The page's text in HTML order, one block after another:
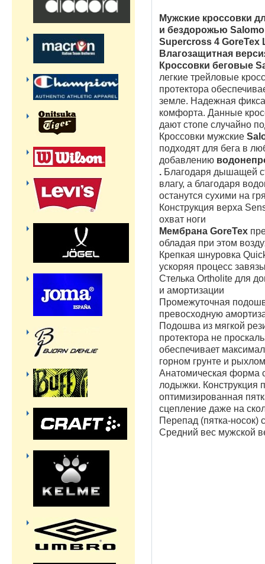
Мужские кроссовки
и бездорожью
Supercross 4 GoreTex
Влагозащитная
Кроссовки беговые
легкие трейловые
протектора
земле. Надежная
комфорта. Данные
дают стопе случайно
Кроссовки мужские
подходят для бега в
добавлению
. Благодаря дышащей
влагу, а благодаря
останутся сухими на
Конструкция верха
охват ноги
Мембрана GoreTex
обладая при этом
Крепкая шнуровка
ускоряя процесс
Стелька Ortholite для
и амортизации
Промежуточная
превосходную
Подошва из мягкой
протектора не
обеспечивает
горном грунте и
Анатомическая форма
лодыжки.
оптимизированная
сцепление даже на
Перепад (пятка-носок)
Средний вес мужской